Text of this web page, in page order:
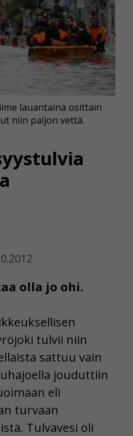
olla jo ohi.
lauantaina osittain
niin paljon vettä.
tulvii niin
sattuu vain
jouduttiin
eli
turvaan
Tulvavesi oli